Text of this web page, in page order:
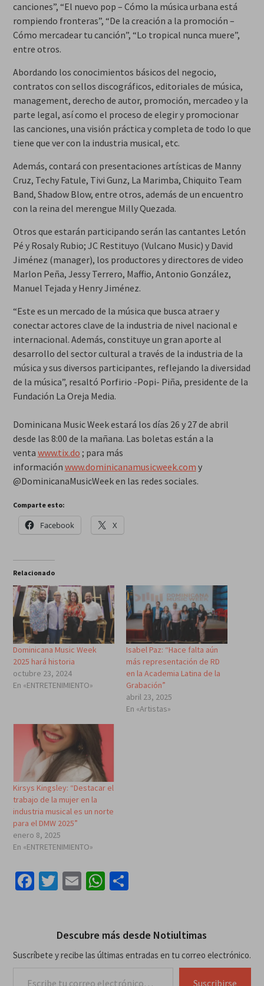
canciones”, “El nuevo pop – Cómo la música urbana está
rompiendo fronteras”, “De la creación a la promoción –
Cómo mercadear tu canción”, “Lo tropical nunca muere”,
entre otros.
Abordando los conocimientos básicos del negocio,
contratos con sellos discográficos, editoriales de música,
management, derecho de autor, promoción, mercadeo y la
parte legal, así como el proceso de elegir y promocionar
las canciones, una visión práctica y completa de todo lo que
tiene que ver con la industria musical, etc.
Además, contará con presentaciones artísticas de Manny
Cruz, Techy Fatule, Tivi Gunz, La Marimba, Chiquito Team
Band, Shadow Blow, entre otros, además de un encuentro
con la reina del merengue Milly Quezada.
Otros que estarán participando serán las cantantes Letón
Pé y Rosaly Rubio; JC Restituyo (Vulcano Music) y David
Jiménez (manager), los productores y directores de video
Marlon Peña, Jessy Terrero, Maffio, Antonio González,
Manuel Tejada y Henry Jiménez.
“Este es un mercado de la música que busca atraer y
conectar actores clave de la industria de nivel nacional e
internacional. Además, constituye un gran aporte al
desarrollo del sector cultural a través de la industria de la
música y sus diversos participantes, reflejando la diversidad
de la música”, resaltó Porfirio -Popi- Piña, presidente de la
Fundación La Oreja Media.
Dominicana Music Week estará los días 26 y 27 de abril
desde las 8:00 de la mañana. Las boletas están a la
venta www.tix.do ; para más
información www.dominicanamusicweek.com y
@DominicanaMusicWeek en las redes sociales.
Comparte esto:
Facebook X
Relacionado
Dominicana Music Week
2025 hará historia
octubre 23, 2024
En «ENTRETENIMIENTO»
Isabel Paz: “Hace falta aún
más representación de RD
en la Academia Latina de la
Grabación”
abril 23, 2025
En «Artistas»
Kirsys Kingsley: “Destacar el
trabajo de la mujer en la
industria musical es un norte
para el DMW 2025”
enero 8, 2025
En «ENTRETENIMIENTO»
Facebook
Twitter
EmailWhatsApp
Compartir
Descubre más desde Notiultimas
Suscríbete y recibe las últimas entradas en tu correo electrónico.
Suscribirse